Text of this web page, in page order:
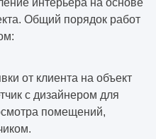
интерьера на основе
Общий порядок работ
от клиента на объект
с дизайнером для
помещений,